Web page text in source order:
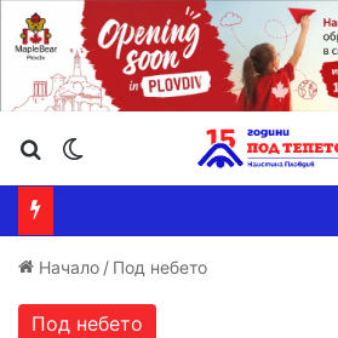
Търсене ...
Начало / Под небето
Под небето